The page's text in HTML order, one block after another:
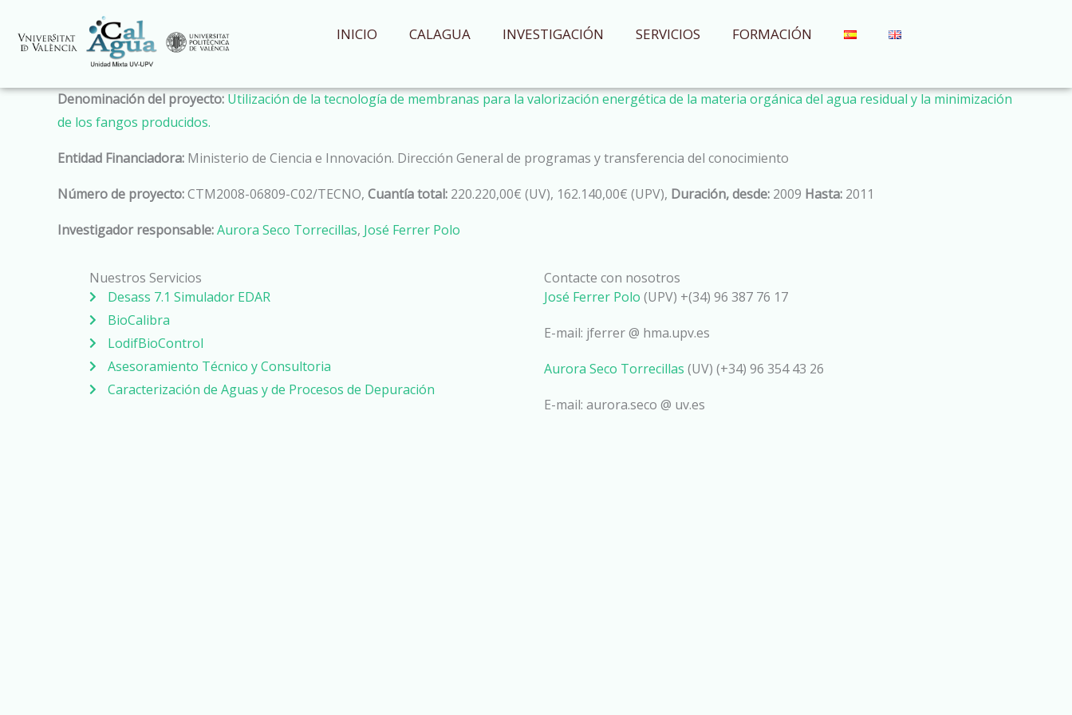
contenido
INICIO CALAGUA INVESTIGACIÓN SERVICIOS FORMACIÓN
Denominación del proyecto: Utilización de la tecnología de membranas para la valorización energética de la materia orgánica del agua residual y la minimización
de los fangos producidos.
Entidad Financiadora: Ministerio de Ciencia e Innovación. Dirección General de programas y transferencia del conocimiento
Número de proyecto:CTM2008-06809-C02/TECNO, Cuantía total: 220.220,00€ (UV), 162.140,00€ (UPV), Duración, desde: 2009 Hasta: 2011
Investigador responsable:Aurora Seco Torrecillas, José Ferrer Polo
Nuestros Servicios
Desass 7.1 Simulador EDAR
BioCalibra
LodifBioControl
Asesoramiento Técnico y Consultoria
Caracterización de Aguas y de Procesos de Depuración
Contacte con nosotros
José Ferrer Polo (UPV) +(34) 96 387 76 17
E-mail: jferrer @ hma.upv.es
Aurora Seco Torrecillas (UV) (+34) 96 354 43 26
E-mail: aurora.seco @ uv.es